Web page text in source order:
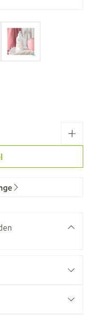
image
View larger image